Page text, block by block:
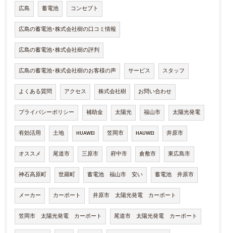
広島 蓄電池 コンセプト
広島の蓄電池･株式会社樹の口コミ情報
広島の蓄電池･株式会社樹の評判
広島の蓄電池･株式会社樹のお客様の声 サービス スタッフ
よくある質問 アクセス 株式会社樹 お問い合わせ
プライバシーポリシー 補助金 太陽光 福山市 太陽光発電
有効活用 土地 HUAWEI 笠岡市 HAUWEI 井原市
オススメ 尾道市 三原市 府中市 倉敷市 東広島市
神石高原町 世羅町 蓄電池 福山市 安い 蓄電池 井原市
メーカー カーポート 井原市 太陽光発電 カーポート
笠岡市 太陽光発電 カーポート 尾道市 太陽光発電 カーポート